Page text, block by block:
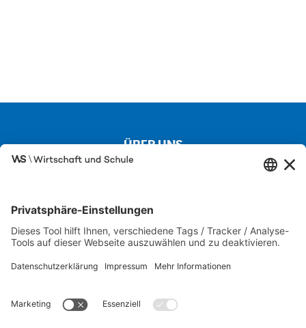
ÜBER UNS
Über uns
Besuchen Sie auch unsere Partnerseiten
FIT FÜR DIE WIRTSCHAFT